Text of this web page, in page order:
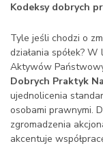
Kodeksy dobrych
Tyle jeśli chodzi o
działania spółek?
Aktywów
Dobrych Praktyk
ujednolicenia
osobami prawnymi.
zgromadzenia
akcentuje